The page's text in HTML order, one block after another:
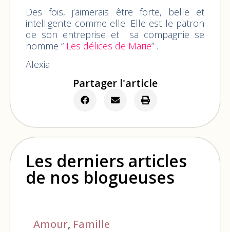
Des fois, j’aimerais être forte, belle et
intelligente comme elle. Elle est le patron
de son entreprise et sa compagnie se
nomme “ Les délices de Marie” .
Alexia
Partager l'article
Les derniers articles
de nos blogueuses
Amour, Famille